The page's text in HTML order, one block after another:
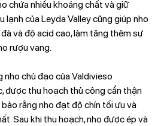
chứa nhiều khoáng chất và giữ
lạnh của Leyda Valley cũng giúp nho
và độ acid cao, làm tăng thêm sự
rượu vang.
chủ đạo của Valdivieso
được thu hoạch thủ công cẩn thận
rằng nho đạt độ chín tối ưu và
Sau khi thu hoạch, nho được ép và